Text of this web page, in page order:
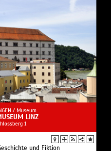
/ Museum
LINZ
1
und Fiktion